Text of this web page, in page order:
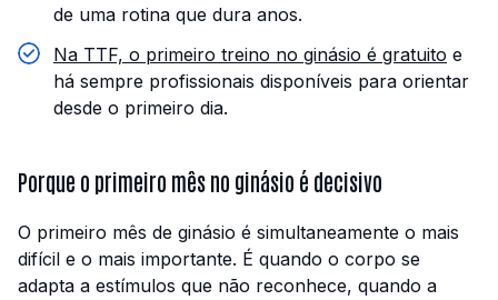
de uma rotina que dura anos.
Na TTF, o primeiro treino no ginásio é gratuito e
há sempre profissionais disponíveis para orientar
desde o primeiro dia.
Porque o primeiro mês no ginásio é decisivo
O primeiro mês de ginásio é simultaneamente o mais
difícil e o mais importante. É quando o corpo se
adapta a estímulos que não reconhece, quando a